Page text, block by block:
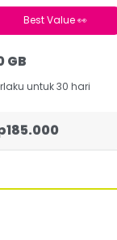
Best Value 👀
GB
untuk 30 hari